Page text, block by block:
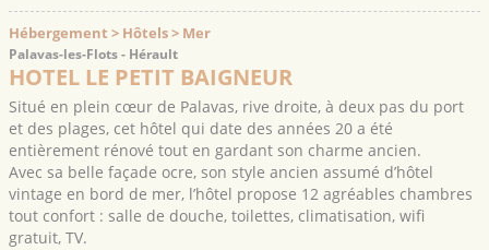
Hébergement > Hôtels > Mer
Palavas-les-Flots - Hérault
HOTEL LE PETIT BAIGNEUR
Situé en plein cœur de Palavas, rive droite, à deux pas du port
et des plages, cet hôtel qui date des années 20 a été
entièrement rénové tout en gardant son charme ancien.
Avec sa belle façade ocre, son style ancien assumé d’hôtel
vintage en bord de mer, l’hôtel propose 12 agréables chambres
tout confort : salle de douche, toilettes, climatisation, wifi
gratuit, TV.